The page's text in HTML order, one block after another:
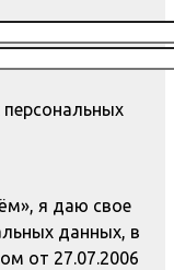
я даю свое
данных, в
от 27.07.2006